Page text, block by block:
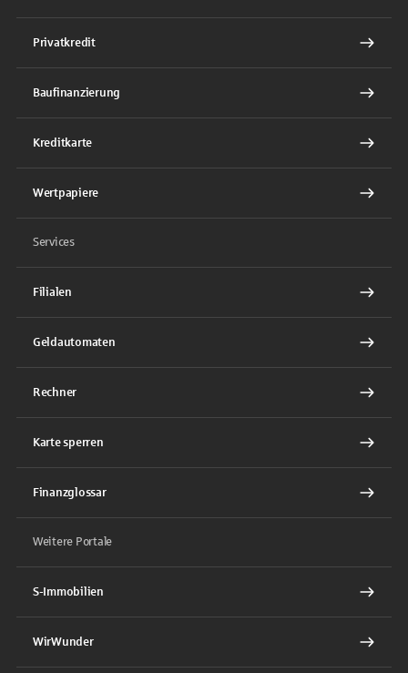
Privatkredit
Baufinanzierung
Kreditkarte
Wertpapiere
Services
Filialen
Geldautomaten
Rechner
Karte sperren
Finanzglossar
Weitere Portale
S-Immobilien
WirWunder